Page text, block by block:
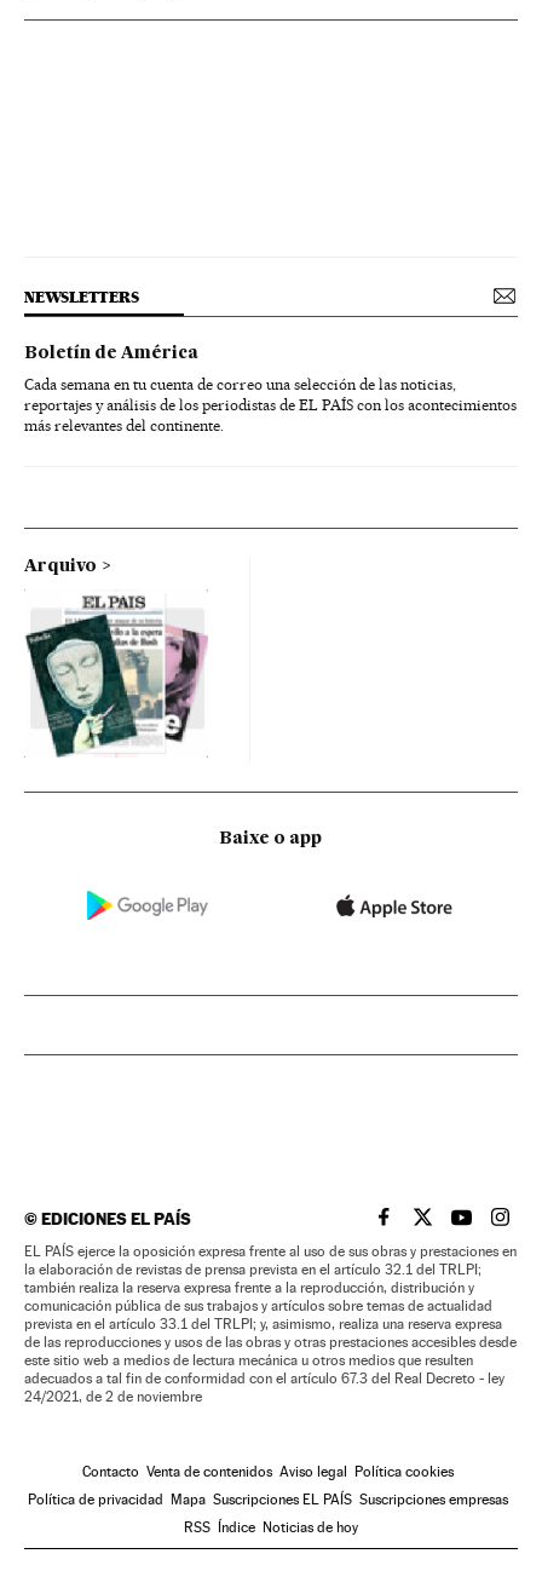
NEWSLETTERS
Boletín de América
Cada semana en tu cuenta de correo una selección de las noticias,
reportajes y análisis de los periodistas de EL PAÍS con los acontecimientos
más relevantes del continente.
Arquivo
Baixe o app
©EDICIONES EL PAÍS EL PAÍS BRASIL EN
EL PAÍSEL PAÍS
EL
EL PAÍS ejerce la oposición expresa frente al uso de sus obras y prestaciones en
la elaboración de revistas de prensa prevista en el artículo 32.1 del TRLPI;
también realiza la reserva expresa frente a la reproducción, distribución y
comunicación pública de sus trabajos y artículos sobre temas de actualidad
prevista en el artículo 33.1 del TRLPI; y, asimismo, realiza una reserva expresa
de las reproducciones y usos de las obras y otras prestaciones accesibles desde
este sitio web a medios de lectura mecánica u otros medios que resulten
adecuados a tal fin de conformidad con el artículo 67.3 del Real Decreto - ley
24/2021, de 2 de noviembre
Contacto Venta de contenidos Aviso legal Política cookies
Política de privacidad Mapa Suscripciones EL PAÍS Suscripciones empresas
RSS Índice Noticias de hoy